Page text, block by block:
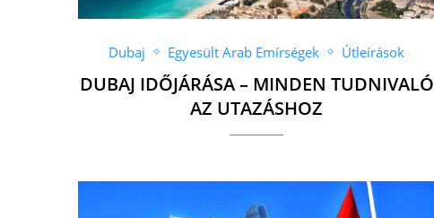
Dubaj Egyesült Arab Emírségek Útleírások
DUBAJ IDŐJÁRÁSA – MINDEN TUDNIVALÓ
AZ UTAZÁSHOZ